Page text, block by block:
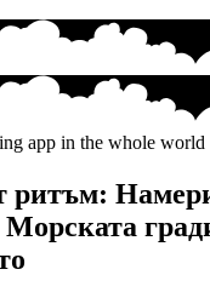
ритъм: